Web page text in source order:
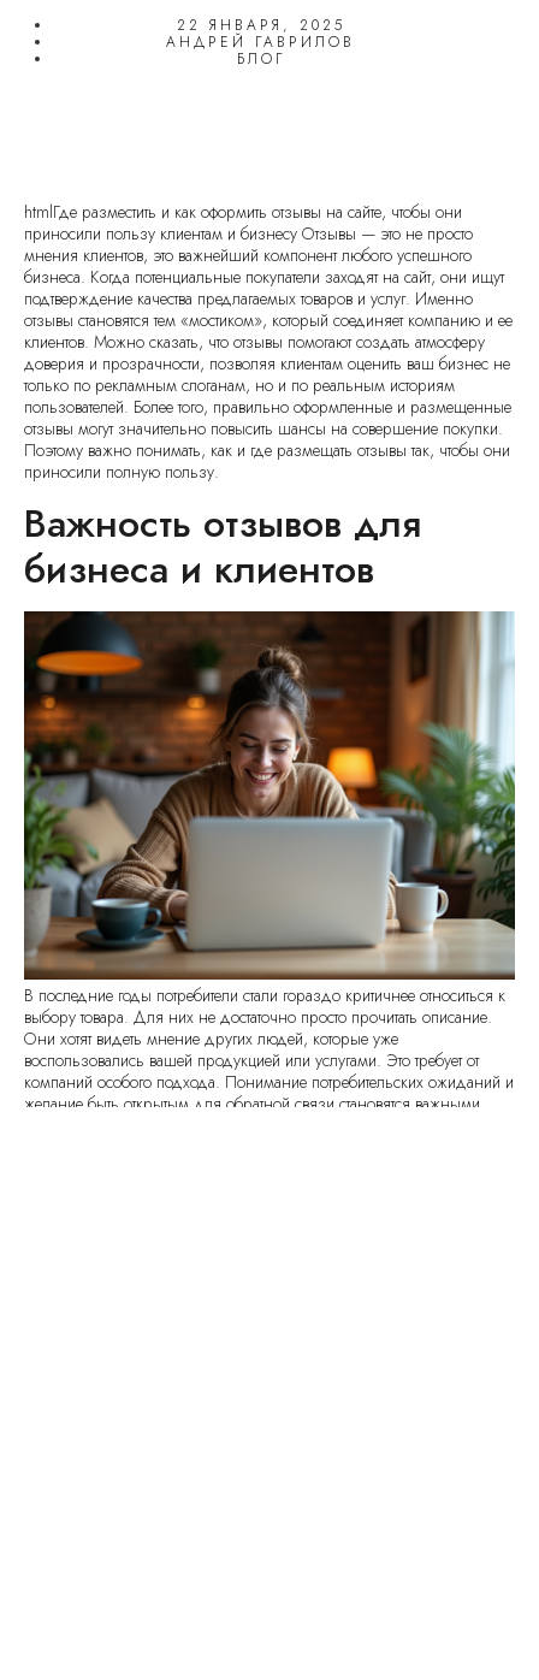
22 ЯНВАРЯ, 2025
АНДРЕЙ ГАВРИЛОВ
БЛОГ
htmlГде разместить и как оформить отзывы на сайте, чтобы они
приносили пользу клиентам и бизнесу Отзывы — это не просто
мнения клиентов, это важнейший компонент любого успешного
бизнеса. Когда потенциальные покупатели заходят на сайт, они ищут
подтверждение качества предлагаемых товаров и услуг. Именно
отзывы становятся тем «мостиком», который соединяет компанию и ее
клиентов. Можно сказать, что отзывы помогают создать атмосферу
доверия и прозрачности, позволяя клиентам оценить ваш бизнес не
только по рекламным слоганам, но и по реальным историям
пользователей. Более того, правильно оформленные и размещенные
отзывы могут значительно повысить шансы на совершение покупки.
Поэтому важно понимать, как и где размещать отзывы так, чтобы они
приносили полную пользу.
Важность отзывов для
бизнеса и клиентов
В последние годы потребители стали гораздо критичнее относиться к
выбору товара. Для них не достаточно просто прочитать описание.
Они хотят видеть мнение других людей, которые уже
воспользовались вашей продукцией или услугами. Это требует от
компаний особого подхода. Понимание потребительских ожиданий и
желание быть открытым для обратной связи становятся важными